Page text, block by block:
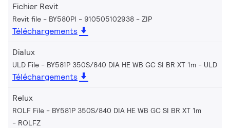
Fichier Revit
Revit file - BY580PI - 910505102938 ZIP
Téléchargements
Dialux
ULD File - BY581P 350S/840 DIA HE WB GC SI BR XT 1m ULD
Téléchargements
Relux
ROLF File - BY581P 350S/840 DIA HE WB GC SI BR XT 1m
ROLFZ